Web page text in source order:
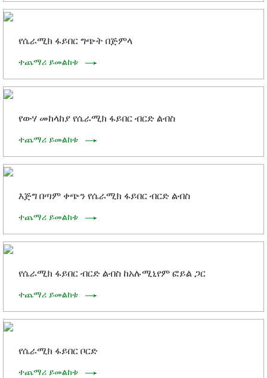
የሴራሚክ ፋይበር ግጭት በጅምላ
ተጨማሪ ይመልከቱ
የውሃ መከላከያ የሴራሚክ ፋይበር ብርድ ልብስ
ተጨማሪ ይመልከቱ
እጅግ በጣም ቀጭን የሴራሚክ ፋይበር ብርድ ልብስ
ተጨማሪ ይመልከቱ
የሴራሚክ ፋይበር ብርድ ልብስ ከአሉሚኒየም ፎይል ጋር
ተጨማሪ ይመልከቱ
የሴራሚክ ፋይበር ቦርድ
ተጨማሪ ይመልከቱ